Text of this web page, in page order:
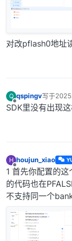
对改pflash0地址
Q
离线
qspingv写于
最后由 编
SDK里没有出现
H
离线
houjun_xiao
1 首先你配置的
的代码也在
不支持同一个